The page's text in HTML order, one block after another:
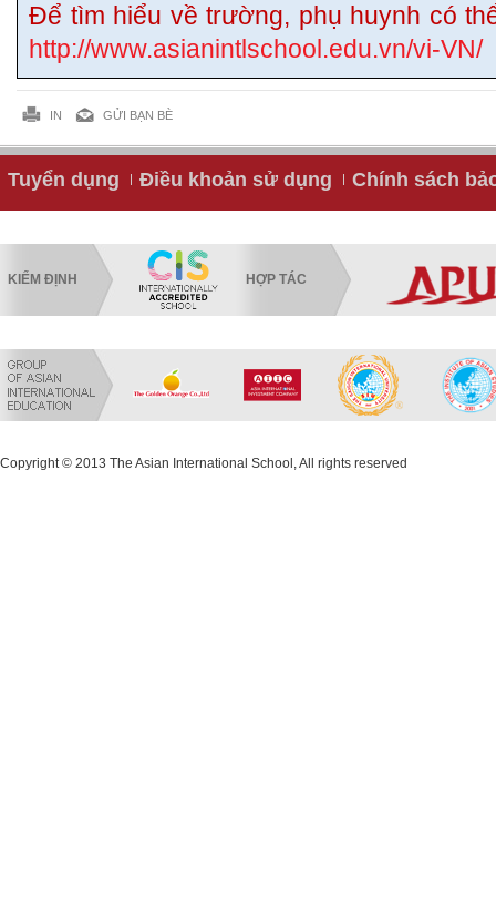
Để tìm hiểu về trường, phụ huynh có
http://www.asianintlschool.edu.vn/vi-VN/
IN GỬI BẠN BÈ
Tuyển dụng Điều khoản sử dụng Chính sách
KIỂM ĐỊNH HỢP TÁC
Copyright © 2013 The Asian International School, All rights reserved